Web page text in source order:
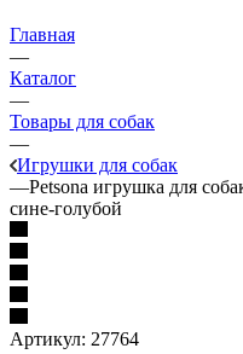
Главная
—
Каталог
—
Товары для собак
—
Игрушки для собак
—Petsona игрушка для
сине-голубой
Артикул: 27764